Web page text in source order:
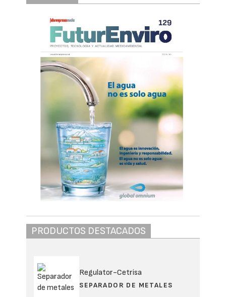
PRODUCTOS DESTACADOS
Regulator-Cetrisa
SEPARADOR DE METALES